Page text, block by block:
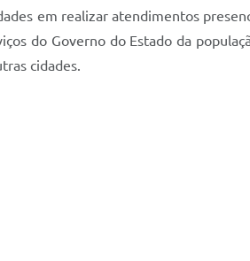
em realizar atendimentos
do Governo do Estado da
cidades.